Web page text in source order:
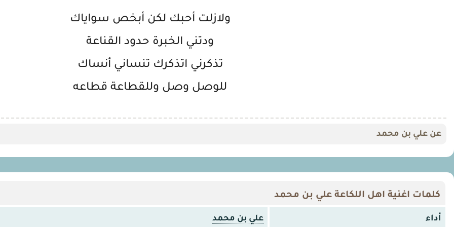
ولازلت أحبك لكن أبخص سواياك
ودتني الخبرة حدود القناعة
تذكرني اتذكرك تنساني أنساك
للوصل وصل وللقطاعة قطاعه
عن علي بن محمد
كلمات اغنية اهل اللكاعة علي بن محمد
أداء علي بن محمد